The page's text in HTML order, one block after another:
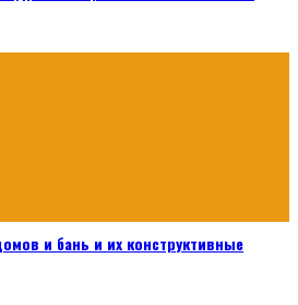
и бань и их конструктивные